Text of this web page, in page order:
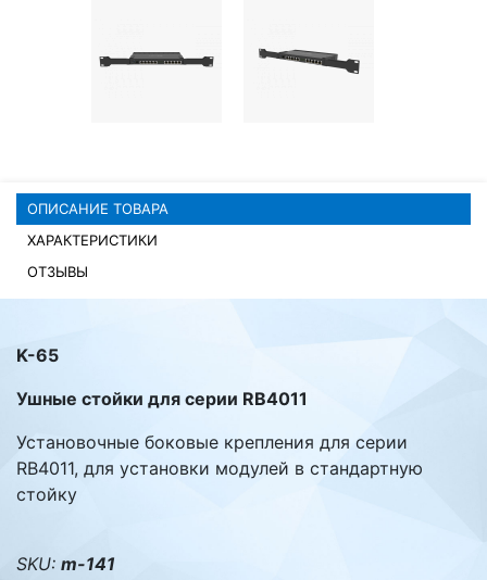
Видеонаблюдение
ОПИСАНИЕ ТОВАРА
ХАРАКТЕРИСТИКИ
ОТЗЫВЫ
K-65
Ушные стойки для серии RB4011
Установочные боковые крепления для серии
RB4011, для установки модулей в стандартную
стойку
SKU: m-141